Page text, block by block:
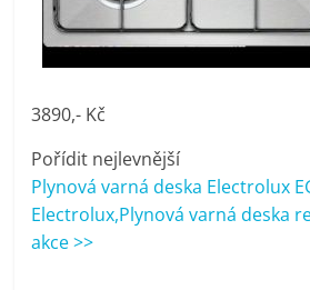
recenze,
pračky,
televize,
mobilní
telefony,
kávovary,
bazény
3890,- Kč
Pořídit nejlevnější
Plynová varná deska Electrolux
Electrolux,Plynová varná deska
akce >>